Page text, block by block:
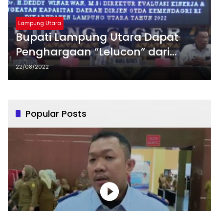
Lampung Utara
Bupati Lampung Utara Dapat
Penghargaan “Lelucon” dari
Warga
22/08/2022
Popular Posts